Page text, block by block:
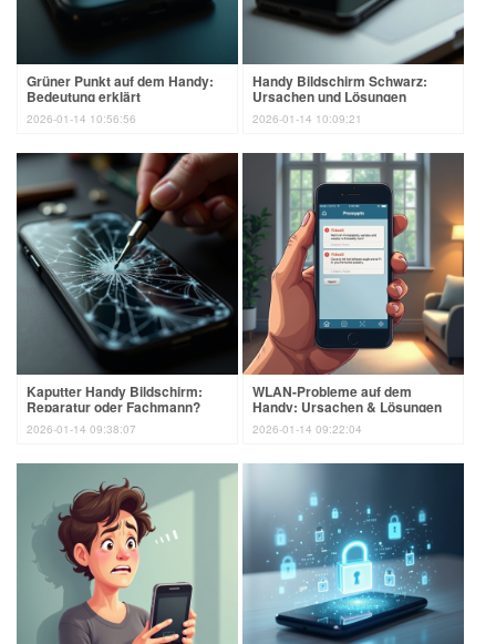
Grüner Punkt auf dem Handy:
Bedeutung erklärt
2026-01-14 10:56:56
Handy Bildschirm Schwarz:
Ursachen und Lösungen
2026-01-14 10:09:21
Kaputter Handy Bildschirm:
Reparatur oder Fachmann?
2026-01-14 09:38:07
WLAN-Probleme auf dem
Handy: Ursachen & Lösungen
2026-01-14 09:22:04